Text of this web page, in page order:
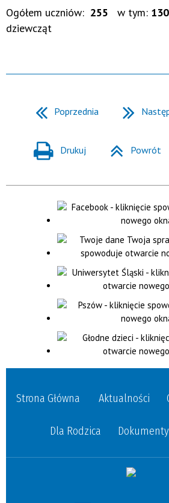
Ogółem uczniów: 255 w tym: 130
dziewcząt
Poprzednia
Drukuj Powrót
Strona Główna Aktualności
Dla Rodzica Dokumenty